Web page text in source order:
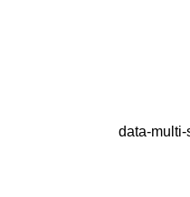
data-